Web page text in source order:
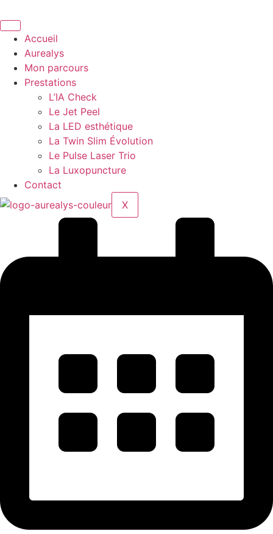
au
contenuAccueil
Aurealys
Mon parcours
Prestations
L’IA Check
Le Jet Peel
La LED esthétique
La Twin Slim Évolution
Le Pulse Laser Trio
La Luxopuncture
Contact
X